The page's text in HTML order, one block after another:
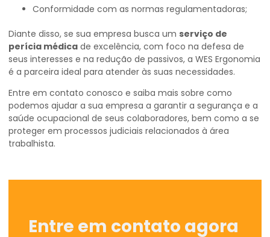
Conformidade com as normas regulamentadoras;
Diante disso, se sua empresa busca um serviço de
perícia médica de excelência, com foco na defesa de
seus interesses e na redução de passivos, a WES Ergonomia
é a parceira ideal para atender às suas necessidades.
Entre em contato conosco e saiba mais sobre como
podemos ajudar a sua empresa a garantir a segurança e a
saúde ocupacional de seus colaboradores, bem como a se
proteger em processos judiciais relacionados à área
trabalhista.
Entre em contato agora